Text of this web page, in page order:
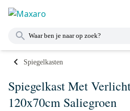
Spiegelkasten
Spiegelkast Met
120x70cm Saliegroen